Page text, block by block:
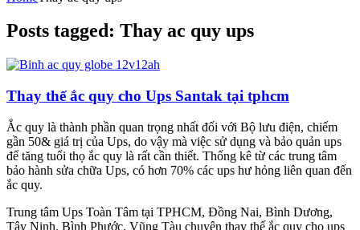
Posts tagged: Thay ac quy ups
Thay thế ắc quy cho Ups Santak tại tphcm
Ắc quy là thành phần quan trọng nhất đối với Bộ lưu điện, chiếm
gần 50& giá trị của Ups, do vậy mà việc sử dụng và bảo quản ups
để tăng tuổi thọ ắc quy là rất cần thiết. Thống kê từ các trung tâm
bảo hành sửa chữa Ups, có hơn 70% các ups hư hỏng liên quan đến
ắc quy.
Trung tâm Ups Toàn Tâm tại TPHCM, Đồng Nai, Bình Dương,
Tây Ninh, Bình Phước, Vũng Tàu chuyên thay thế ắc quy cho ups